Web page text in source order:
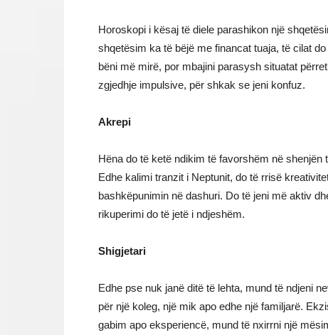
Horoskopi i kësaj të diele parashikon një
shqetësim ka të bëjë me financat tuaja, të cilat
bëni më mirë, por mbajini parasysh situatat
zgjedhje impulsive, për shkak se jeni konfuz.
Akrepi
Hëna do të ketë ndikim të favorshëm në
Edhe kalimi tranzit i Neptunit, do të rrisë
bashkëpunimin në dashuri. Do të jeni më aktiv
rikuperimi do të jetë i ndjeshëm.
Shigjetari
Edhe pse nuk janë ditë të lehta, mund të ndjeni
për një koleg, një mik apo edhe një familjarë.
gabim apo eksperiencë, mund të nxirrni një